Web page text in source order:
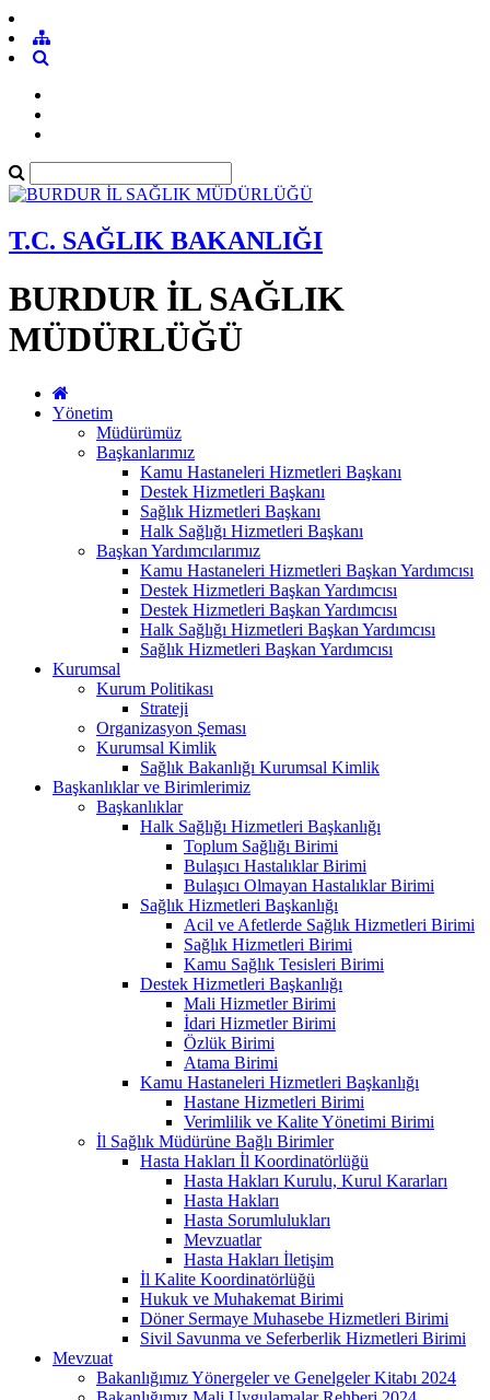
T.C. SAĞLIK BAKANLIĞI
BURDUR İL SAĞLIK
MÜDÜRLÜĞÜ
Yönetim
Müdürümüz
Başkanlarımız
Kamu Hastaneleri Hizmetleri Başkanı
Destek Hizmetleri Başkanı
Sağlık Hizmetleri Başkanı
Halk Sağlığı Hizmetleri Başkanı
Başkan Yardımcılarımız
Kamu Hastaneleri Hizmetleri Başkan Yardımcısı
Destek Hizmetleri Başkan Yardımcısı
Destek Hizmetleri Başkan Yardımcısı
Halk Sağlığı Hizmetleri Başkan Yardımcısı
Sağlık Hizmetleri Başkan Yardımcısı
Kurumsal
Kurum Politikası
Strateji
Organizasyon Şeması
Kurumsal Kimlik
Sağlık Bakanlığı Kurumsal Kimlik
Başkanlıklar ve Birimlerimiz
Başkanlıklar
Halk Sağlığı Hizmetleri Başkanlığı
Toplum Sağlığı Birimi
Bulaşıcı Hastalıklar Birimi
Bulaşıcı Olmayan Hastalıklar Birimi
Sağlık Hizmetleri Başkanlığı
Acil ve Afetlerde Sağlık Hizmetleri Birimi
Sağlık Hizmetleri Birimi
Kamu Sağlık Tesisleri Birimi
Destek Hizmetleri Başkanlığı
Mali Hizmetler Birimi
İdari Hizmetler Birimi
Özlük Birimi
Atama Birimi
Kamu Hastaneleri Hizmetleri Başkanlığı
Hastane Hizmetleri Birimi
Verimlilik ve Kalite Yönetimi Birimi
İl Sağlık Müdürüne Bağlı Birimler
Hasta Hakları İl Koordinatörlüğü
Hasta Hakları Kurulu, Kurul Kararları
Hasta Hakları
Hasta Sorumlulukları
Mevzuatlar
Hasta Hakları İletişim
İl Kalite Koordinatörlüğü
Hukuk ve Muhakemat Birimi
Döner Sermaye Muhasebe Hizmetleri Birimi
Sivil Savunma ve Seferberlik Hizmetleri Birimi
Mevzuat
Bakanlığımız Yönergeler ve Genelgeler Kitabı 2024